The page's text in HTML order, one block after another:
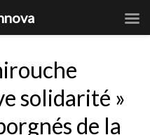
solidarité »
de la